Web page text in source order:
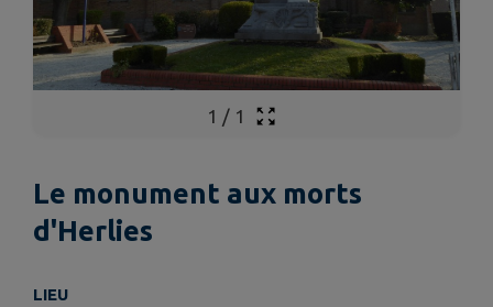
1 / 1
Le monument aux morts
d'Herlies
LIEU